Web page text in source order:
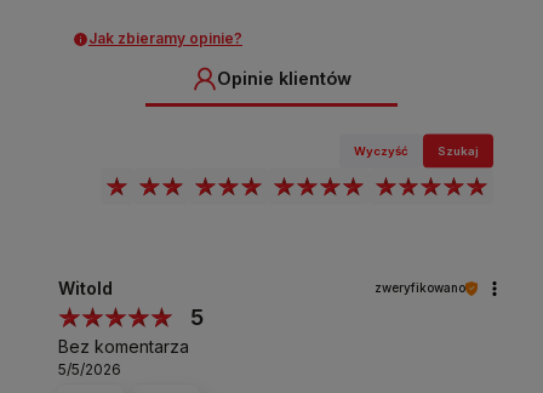
Jak zbieramy opinie?
Opinie klientów
Wyczyść Szukaj
Witold zweryfikowano
5
Bez komentarza
5/5/2026